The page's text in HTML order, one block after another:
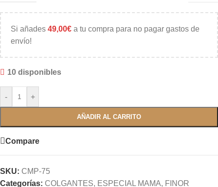
Si añades 49,00€ a tu compra para no pagar gastos de
envío!
10 disponibles
- +
AÑADIR AL CARRITO
Compare
SKU: CMP-75
Categorías: COLGANTES, ESPECIAL MAMA, FINOR